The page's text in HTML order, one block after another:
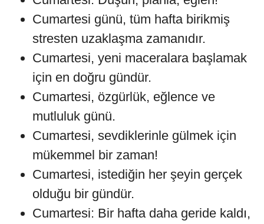
Cumartesi günü, tüm hafta birikmiş
stresten uzaklaşma zamanıdır.
Cumartesi, yeni maceralara başlamak
için en doğru gündür.
Cumartesi, özgürlük, eğlence ve
mutluluk günü.
Cumartesi, sevdiklerinle gülmek için
mükemmel bir zaman!
Cumartesi, istediğin her şeyin gerçek
olduğu bir gündür.
Cumartesi: Bir hafta daha geride kaldı,